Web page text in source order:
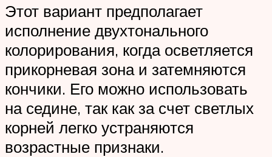
Этот вариант предполагает
исполнение двухтонального
колорирования, когда осветляется
прикорневая зона и затемняются
кончики. Его можно использовать
на седине, так как за счет светлых
корней легко устраняются
возрастные признаки.